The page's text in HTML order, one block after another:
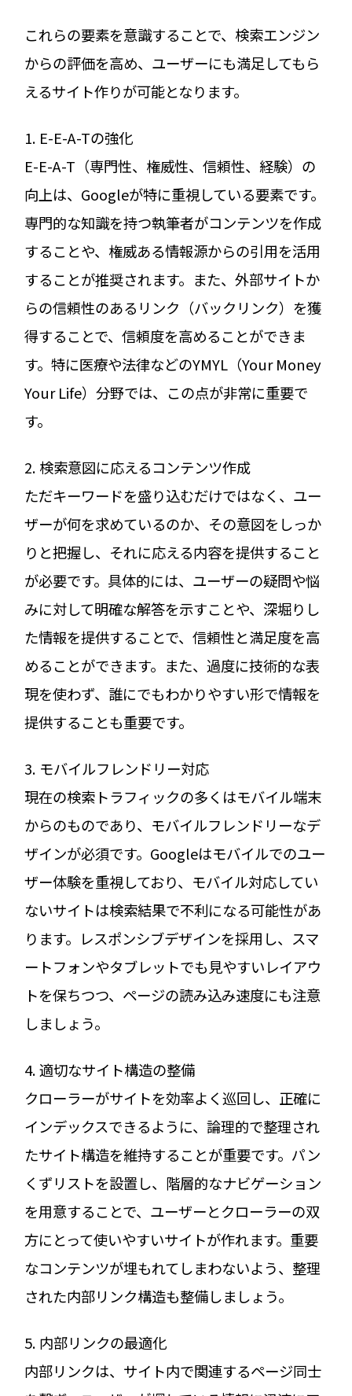
これらの要素を意識することで、検索エンジン
からの評価を高め、ユーザーにも満足してもら
えるサイト作りが可能となります。
1. E-E-A-Tの強化
E-E-A-T（専門性、権威性、信頼性、経験）の
向上は、Googleが特に重視している要素です。
専門的な知識を持つ執筆者がコンテンツを作成
することや、権威ある情報源からの引用を活用
することが推奨されます。また、外部サイトか
らの信頼性のあるリンク（バックリンク）を獲
得することで、信頼度を高めることができま
す。特に医療や法律などのYMYL（Your Money
Your Life）分野では、この点が非常に重要で
す。
2. 検索意図に応えるコンテンツ作成
ただキーワードを盛り込むだけではなく、ユー
ザーが何を求めているのか、その意図をしっか
りと把握し、それに応える内容を提供すること
が必要です。具体的には、ユーザーの疑問や悩
みに対して明確な解答を示すことや、深堀りし
た情報を提供することで、信頼性と満足度を高
めることができます。また、過度に技術的な表
現を使わず、誰にでもわかりやすい形で情報を
提供することも重要です。
3. モバイルフレンドリー対応
現在の検索トラフィックの多くはモバイル端末
からのものであり、モバイルフレンドリーなデ
ザインが必須です。Googleはモバイルでのユー
ザー体験を重視しており、モバイル対応してい
ないサイトは検索結果で不利になる可能性があ
ります。レスポンシブデザインを採用し、スマ
ートフォンやタブレットでも見やすいレイアウ
トを保ちつつ、ページの読み込み速度にも注意
しましょう。
4. 適切なサイト構造の整備
クローラーがサイトを効率よく巡回し、正確に
インデックスできるように、論理的で整理され
たサイト構造を維持することが重要です。パン
くずリストを設置し、階層的なナビゲーション
を用意することで、ユーザーとクローラーの双
方にとって使いやすいサイトが作れます。重要
なコンテンツが埋もれてしまわないよう、整理
された内部リンク構造も整備しましょう。
5. 内部リンクの最適化
内部リンクは、サイト内で関連するページ同士